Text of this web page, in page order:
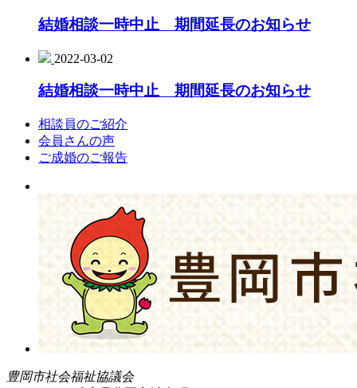
結婚相談一時中止 期間延長のお知らせ
2022-03-02
結婚相談一時中止 期間延長のお知らせ
相談員のご紹介
会員さんの声
ご成婚のご報告
豊岡市社会福祉協議会